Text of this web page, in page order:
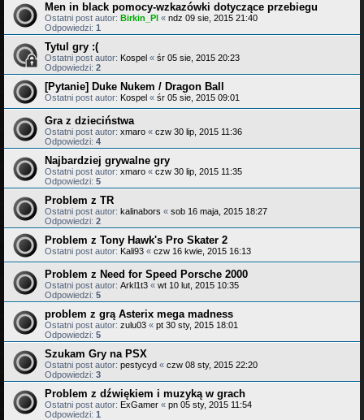
Men in black pomocy-wzkazówki dotyczące przebiegu
Ostatni post autor: Birkin_Pl « ndz 09 sie, 2015 21:40
Odpowiedzi: 1
Tytul gry :(
Ostatni post autor: Kospel « śr 05 sie, 2015 20:23
Odpowiedzi: 2
[Pytanie] Duke Nukem / Dragon Ball
Ostatni post autor: Kospel « śr 05 sie, 2015 09:01
Gra z dzieciństwa
Ostatni post autor: xmaro « czw 30 lip, 2015 11:36
Odpowiedzi: 4
Najbardziej grywalne gry
Ostatni post autor: xmaro « czw 30 lip, 2015 11:35
Odpowiedzi: 5
Problem z TR
Ostatni post autor: kalinabors « sob 16 maja, 2015 18:27
Odpowiedzi: 2
Problem z Tony Hawk's Pro Skater 2
Ostatni post autor: Kali93 « czw 16 kwie, 2015 16:13
Problem z Need for Speed Porsche 2000
Ostatni post autor: Arkl1t3 « wt 10 lut, 2015 10:35
Odpowiedzi: 5
problem z grą Asterix mega madness
Ostatni post autor: zulu03 « pt 30 sty, 2015 18:01
Odpowiedzi: 5
Szukam Gry na PSX
Ostatni post autor: pestycyd « czw 08 sty, 2015 22:20
Odpowiedzi: 3
Problem z dźwiękiem i muzyką w grach
Ostatni post autor: ExGamer « pn 05 sty, 2015 11:54
Odpowiedzi: 1